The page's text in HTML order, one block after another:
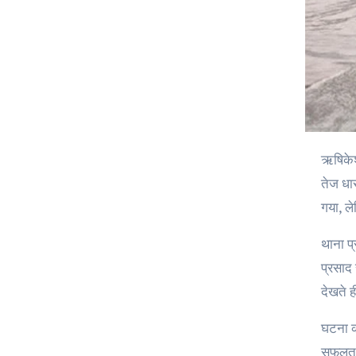
ऋषिकेश में गंगा नदी में स्नान के दौरान एक दर्दनाक हादसा हुआ। थाना लक्ष्मणझूला क्षेत्र के भागीरथी धाम के पास गंगा में स्नान कर रहा एक किशोर
तेज
गया,
थाना
देखते
घटना